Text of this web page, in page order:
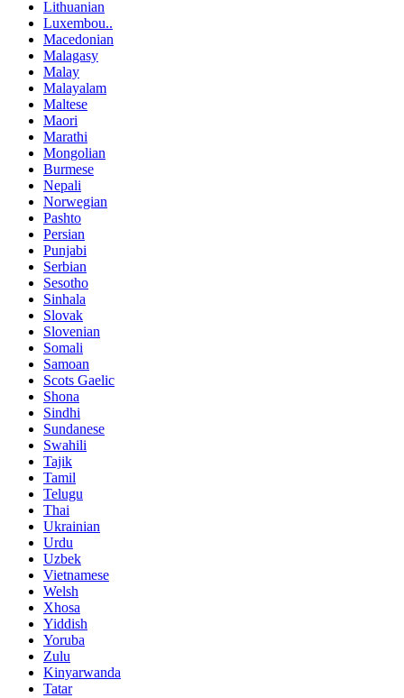
Lithuanian
Luxembou..
Macedonian
Malagasy
Malay
Malayalam
Maltese
Maori
Marathi
Mongolian
Burmese
Nepali
Norwegian
Pashto
Persian
Punjabi
Serbian
Sesotho
Sinhala
Slovak
Slovenian
Somali
Samoan
Scots Gaelic
Shona
Sindhi
Sundanese
Swahili
Tajik
Tamil
Telugu
Thai
Ukrainian
Urdu
Uzbek
Vietnamese
Welsh
Xhosa
Yiddish
Yoruba
Zulu
Kinyarwanda
Tatar